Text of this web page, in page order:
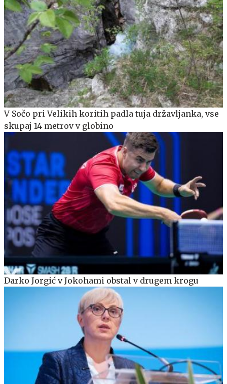
V Sočo pri Velikih koritih padla tuja državljanka, vse
skupaj 14 metrov v globino
Darko Jorgić v Jokohami obstal v drugem krogu